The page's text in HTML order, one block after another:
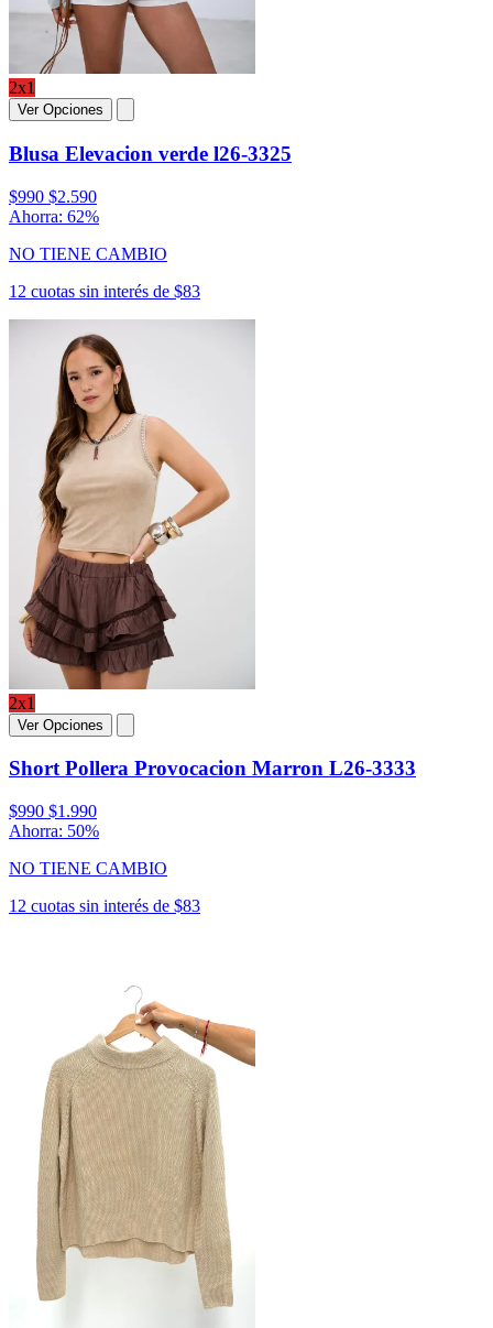
2x1
Ver Opciones
Blusa Elevacion verde l26-3325
$990 $2.590
Ahorra: 62%
NO TIENE CAMBIO
12 cuotas sin interés de $83
2x1
Ver Opciones
Short Pollera Provocacion Marron L26-3333
$990 $1.990
Ahorra: 50%
NO TIENE CAMBIO
12 cuotas sin interés de $83